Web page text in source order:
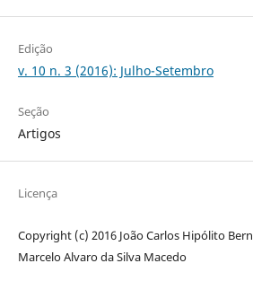
Edição
v. 10 n. 3 (2016): Julho-Setembro
Seção
Artigos
Licença
Copyright (c) 2016 João Carlos Hipólito
Marcelo Alvaro da Silva Macedo